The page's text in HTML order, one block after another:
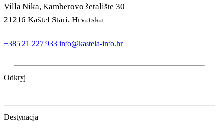
Villa Nika, Kamberovo šetalište 30
21216 Kaštel Stari, Hrvatska
+385 21 227 933 info@kastela-info.hr
Odkryj
Destynacja